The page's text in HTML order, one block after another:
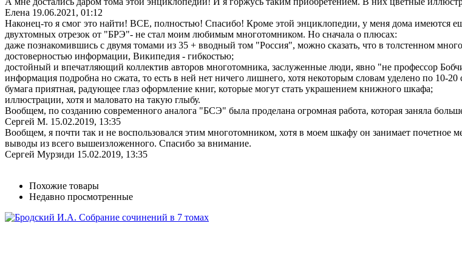
Елена 19.06.2021, 01:12
Наконец-то я смог это найти! ВСЕ, полностью! Спасибо! Кроме этой энциклопедии, у меня дома имеются
двухтомных отрезок от "БРЭ"- не стал моим любимым многотомником. Но сначала о плюсах:
даже познакомившись с двумя томами из 35 + вводный том "Россия", можно сказать, что в толстенном
достоверностью информации, Википедия - гибкостью;
достойный и впечатляющий коллектив авторов многотомника, заслуженные люди, явно "не профессор
информация подробна но сжата, то есть в ней нет ничего лишнего, хотя некоторым словам уделено по 10-20
бумага приятная, радующее глаз оформление книг, которые могут стать украшением книжного шкафа;
иллюстрации, хотя и маловато на такую глыбу.
Вообщем, по созданию современного аналога "БСЭ" была проделана огромная работа, которая заняла
Сергей М. 15.02.2019, 13:35
Вообщем, я почти так и не воспользовался этим многотомником, хотя в моем шкафу он занимает почетное
выводы из всего вышеизложенного. Спасибо за внимание.
Сергей Мурзиди 15.02.2019, 13:35
Похожие товары
Недавно просмотренные